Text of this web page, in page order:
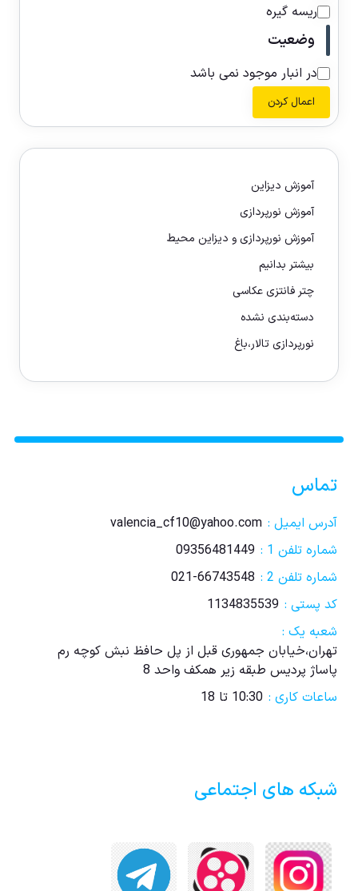
ریسه گیره
وضعیت
در انبار موجود نمی باشد
اعمال کردن
آموزش دیزاین
آموزش نورپردازی
آموزش نورپردازی و دیزاین محیط
بیشتر بدانیم
چتر فانتزی عکاسی
دسته‌بندی نشده
نورپردازی تالار،باغ
تماس
آدرس ایمیل : valencia_cf10@yahoo.com
شماره تلفن 1 :
09356481449
شماره تلفن 2 :
021-66743548
کد پستی : 1134835539
شعبه یک :
تهران،خیابان جمهوری قبل از پل حافظ نبش کوچه رم
پاساژ پردیس طبقه زیر همکف واحد 8
ساعات کاری : 10:30 تا 18
شبکه های اجتماعی